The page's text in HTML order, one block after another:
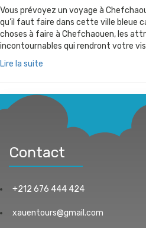
Vous prévoyez un voyage à
qu’il faut faire dans cette ville bleue
choses à faire à Chefchaouen, les
incontournables qui rendront votre
Lire la suite
Contact
+212 676 444 424
xauentours@gmail.com